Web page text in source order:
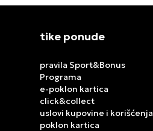
tike ponude
pravila Sport&Bonus
Programa
e-poklon kartica
click&collect
uslovi kupovine i korišćenja
poklon kartica